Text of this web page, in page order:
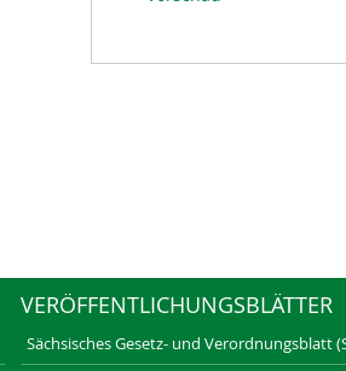
VERÖFFENTLICHUNGSBLÄTTER
Sächsisches Gesetz- und Verordnungsblatt